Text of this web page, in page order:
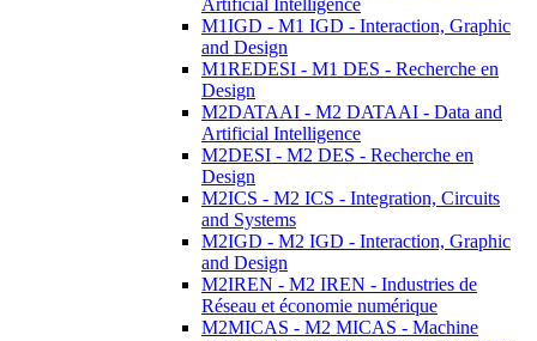
Artificial Intelligence
M1IGD - M1 IGD - Interaction, Graphic
and Design
M1REDESI - M1 DES - Recherche en
Design
M2DATAAI - M2 DATAAI - Data and
Artificial Intelligence
M2DESI - M2 DES - Recherche en
Design
M2ICS - M2 ICS - Integration, Circuits
and Systems
M2IGD - M2 IGD - Interaction, Graphic
and Design
M2IREN - M2 IREN - Industries de
Réseau et économie numérique
M2MICAS - M2 MICAS - Machine